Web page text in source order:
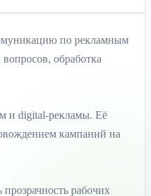
по рекламным
обработка
и digital-рекламы. Её
кампаний на
рабочих